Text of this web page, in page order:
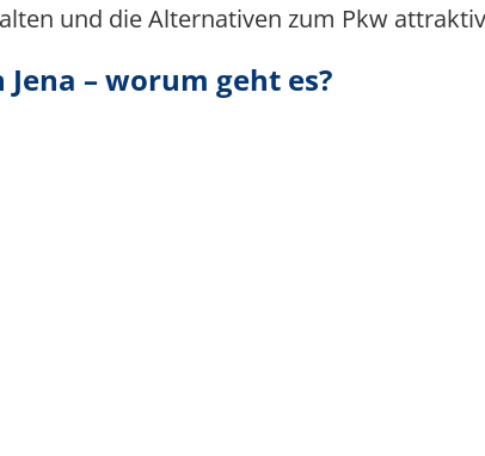
und die Alternativen zum Pkw
– worum geht es?